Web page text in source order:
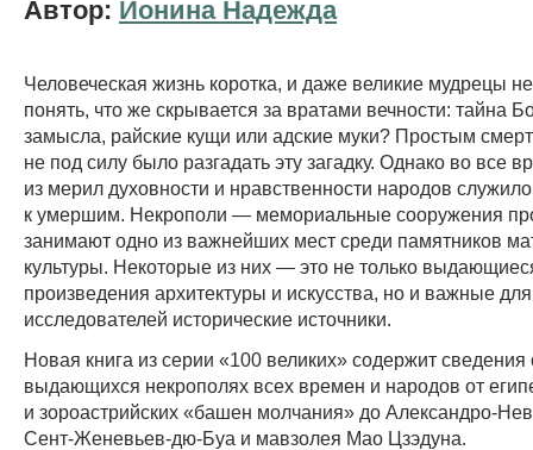
Автор: Ионина Надежда
Человеческая жизнь коротка, и даже великие мудрецы
понять, что же скрывается за вратами вечности: тайна
замысла, райские кущи или адские муки? Простым
не под силу было разгадать эту загадку. Однако во все
из мерил духовности и нравственности народов
к умершим. Некрополи — мемориальные сооружения
занимают одно из важнейших мест среди памятников
культуры. Некоторые из них — это не только
произведения архитектуры и искусства, но и важные для
исследователей исторические источники.
Новая книга из серии «100 великих» содержит
выдающихся некрополях всех времен и народов от
и зороастрийских «башен молчания» до Александро-
Сент-Женевьев-дю-Буа и мавзолея Мао Цзэдуна.